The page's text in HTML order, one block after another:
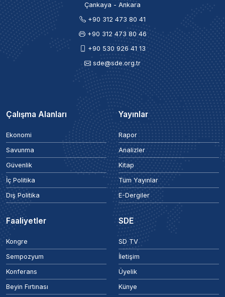
Çankaya - Ankara
+90 312 473 80 41
+90 312 473 80 46
+90 530 926 41 13
sde@sde.org.tr
Çalışma Alanları
Ekonomi
Savunma
Güvenlik
İç Politika
Dış Politika
Yayınlar
Rapor
Analizler
Kitap
Tüm Yayınlar
E-Dergiler
Faaliyetler
Kongre
Sempozyum
Konferans
Beyin Fırtınası
SDE
SD TV
İletişim
Üyelik
Künye